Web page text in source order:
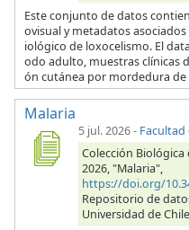
Este conjunto de datos
ovisual y metadatos
iológico de loxocelismo. El
odo adulto, muestras clínicas
ón cutánea por mordedura de
Malaria
5 jul. 2026- Facultad
Colección Biológica
2026, "Malaria",
https://doi.org/
Repositorio de
Universidad de